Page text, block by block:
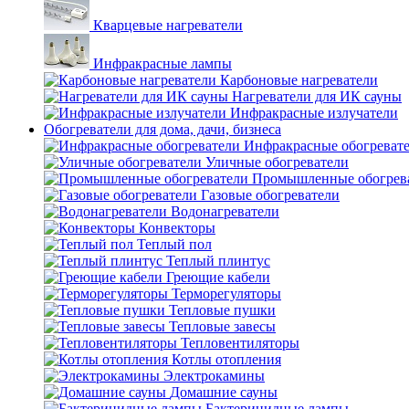
Кварцевые нагреватели
Инфракрасные лампы
Карбоновые нагреватели
Нагреватели для ИК сауны
Инфракрасные излучатели
Обогреватели для дома, дачи, бизнеса
Инфракрасные
Уличные обогреватели
Промышленные
Газовые обогреватели
Водонагреватели
Конвекторы
Теплый пол
Теплый плинтус
Греющие кабели
Терморегуляторы
Тепловые пушки
Тепловые завесы
Тепловентиляторы
Котлы отопления
Электрокамины
Домашние сауны